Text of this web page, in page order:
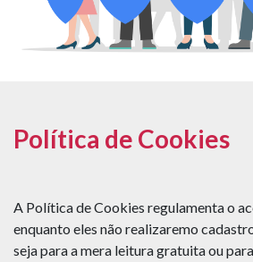
Política de Cookies
A Política de Cookies regulamenta o
enquanto eles não realizaremo
seja para a mera leitura gratuita ou